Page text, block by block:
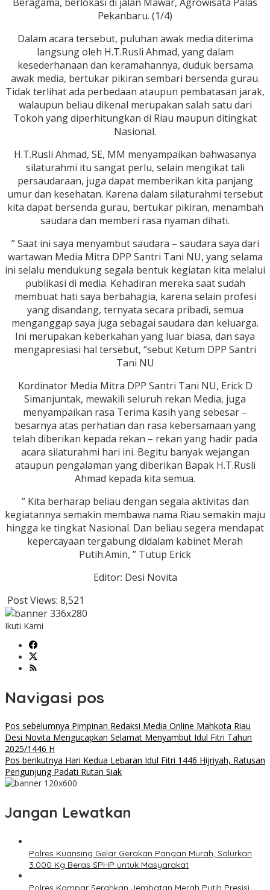
Pekanbaru. (1/4)
Dalam acara tersebut, puluhan awak media diterima
langsung oleh H.T.Rusli Ahmad, yang dalam
kesederhanaan dan keramahannya, duduk bersama
awak media, bertukar pikiran sembari bersenda gurau.
Tidak terlihat ada perbedaan ataupun pembatasan jarak,
walaupun beliau dikenal merupakan salah satu dari
Tokoh yang diperhitungkan di Riau maupun ditingkat
Nasional.
H.T.Rusli Ahmad, SE, MM menyampaikan bahwasanya
silaturahmi itu sangat perlu, selain mengikat tali
persaudaraan, juga dapat memberikan kita panjang
umur dan kesehatan. Karena dalam silaturahmi tersebut
kita dapat bersenda gurau, bertukar pikiran, menambah
saudara dan memberi rasa nyaman dihati.
” Saat ini saya menyambut saudara – saudara saya dari
wartawan Media Mitra DPP Santri Tani NU, yang selama
ini selalu mendukung segala bentuk kegiatan kita melalui
publikasi di media. Kehadiran mereka saat sudah
membuat hati saya berbahagia, karena selain profesi
yang disandang, ternyata secara pribadi, semua
menganggap saya juga sebagai saudara dan keluarga.
Ini merupakan keberkahan yang luar biasa, dan saya
mengapresiasi hal tersebut, “sebut Ketum DPP Santri
Tani NU
Kordinator Media Mitra DPP Santri Tani NU, Erick D
Simanjuntak, mewakili seluruh rekan Media, juga
menyampaikan rasa Terima kasih yang sebesar –
besarnya atas perhatian dan rasa kebersamaan yang
telah diberikan kepada rekan – rekan yang hadir pada
acara silaturahmi hari ini. Begitu banyak wejangan
ataupun pengalaman yang diberikan Bapak H.T.Rusli
Ahmad kepada kita semua.
” Kita berharap beliau dengan segala aktivitas dan
kegiatannya semakin membawa nama Riau semakin maju
hingga ke tingkat Nasional. Dan beliau segera mendapat
kepercayaan tergabung didalam kabinet Merah
Putih.Amin, ” Tutup Erick
Editor: Desi Novita
Post Views: 8,521
Ikuti Kami
Navigasi pos
Pos sebelumnya Pimpinan Redaksi Media Online Mahkota Riau
Desi Novita Mengucapkan Selamat Menyambut Idul Fitri Tahun
2025/1446 H
Pos berikutnya Hari Kedua Lebaran Idul Fitri 1446 Hijriyah, Ratusan
Pengunjung Padati Rutan Siak
Jangan Lewatkan
Polres Kuansing Gelar Gerakan Pangan Murah, Salurkan
3.000 Kg Beras SPHP untuk Masyarakat
Polres Kampar Serahkan Jembatan Merah Putih Presisi